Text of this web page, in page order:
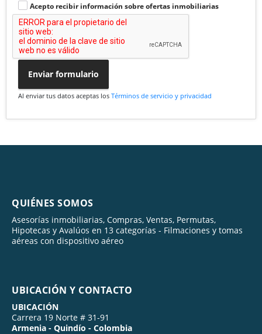
Acepto recibir información sobre ofertas inmobiliarias
Enviar formulario
Al enviar tus datos aceptas los Términos de servicio y privacidad
QUIÉNES SOMOS
Asesorías inmobiliarias, Compras, Ventas, Permutas,
Hipotecas y Avalúos en 13 categorías - Filmaciones y tomas
aéreas con dispositivo aéreo
UBICACIÓN Y CONTACTO
UBICACIÓN
Carrera 19 Norte # 31-91
Armenia - Quindío - Colombia